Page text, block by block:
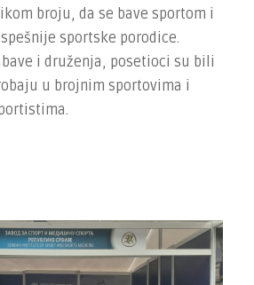
broju, da se bave sportom i
sportske porodice.
i druženja, posetioci su bili
u brojnim sportovima i